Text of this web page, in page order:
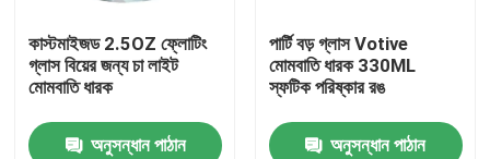
গুণমান নিয়ন্ত্রণ
আমাদের সাথে যোগাযোগ
একটি উদ্ধৃতি অনুরোধ করুন
কাস্টমাইজড 2.5OZ ফ্লোটিং
গ্লাস বিয়ের জন্য চা লাইট
মোমবাতি ধারক
অনুসন্ধান পাঠান
পার্টি বড় গ্লাস Votive
মোমবাতি ধারক 330ML
স্ফটিক পরিষ্কার রঙ
অনুসন্ধান পাঠান